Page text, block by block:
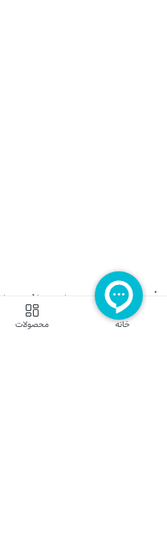
فروشگاه اینترنتی نایب نت
خانه محصولات